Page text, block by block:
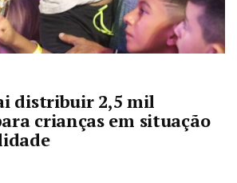
distribuir 2,5 mil
crianças em situação